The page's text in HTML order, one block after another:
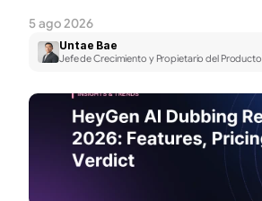
5 ago 2026
Untae Bae
Jefe de Crecimiento y Propietario del Producto